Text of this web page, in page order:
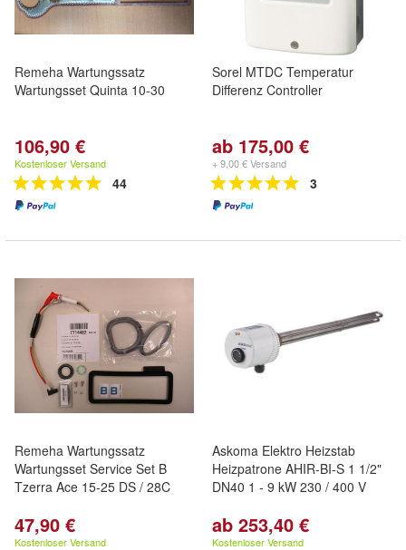
Remeha Wartungssatz
Wartungsset Quinta 10-30
106,90 €
Kostenloser Versand
44
Sorel MTDC Temperatur
Differenz Controller
ab 175,00 €
+ 9,00 € Versand
3
Remeha Wartungssatz
Wartungsset Service Set B
Tzerra Ace 15-25 DS / 28C
47,90 €
Kostenloser Versand
Askoma Elektro Heizstab
Heizpatrone AHIR-BI-S 1 1/2"
DN40 1 - 9 kW 230 / 400 V
ab 253,40 €
Kostenloser Versand